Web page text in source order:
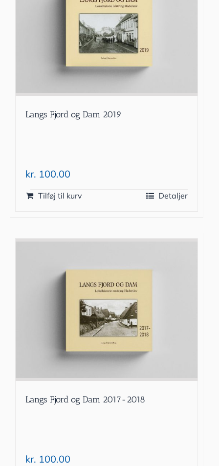
Langs Fjord og Dam 2019
kr. 100.00
Tilføj til kurv Detaljer
Langs Fjord og Dam 2017-2018
kr. 100.00